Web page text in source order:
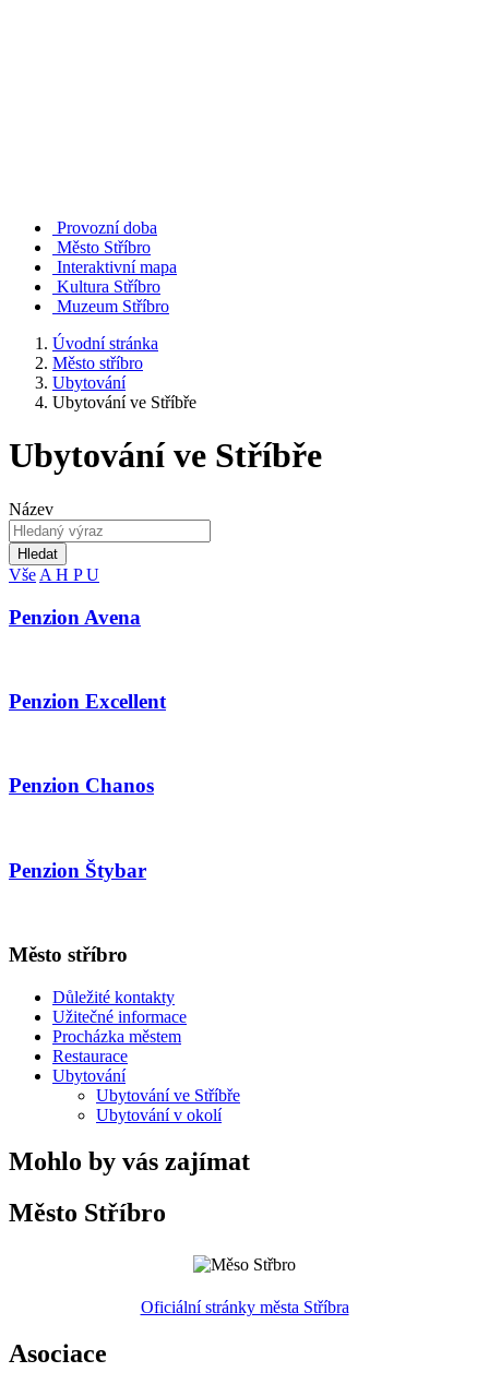
Provozní doba
Město Stříbro
Interaktivní mapa
Kultura Stříbro
Muzeum Stříbro
Úvodní stránka
Město stříbro
Ubytování
Ubytování ve Stříbře
Ubytování ve Stříbře
Název
Hledat
Vše A H PU
Penzion Avena
Penzion Excellent
Penzion Chanos
Penzion Štybar
Město stříbro
Důležité kontakty
Užitečné informace
Procházka městem
Restaurace
Ubytování
Ubytování ve Stříbře
Ubytování v okolí
Mohlo by vás zajímat
Město Stříbro
Oficiální stránky města Stříbra
Asociace